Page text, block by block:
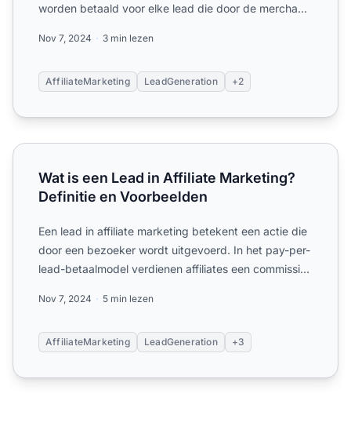
worden betaald voor elke lead die door de merchant
Nov 7, 2024 3 min lezen
AffiliateMarketing LeadGeneration +2
Wat is een Lead in Affiliate Marketing? Definitie en
Wat is een Lead in Affiliate Marketing?
Definitie en Voorbeelden
Een lead in affiliate marketing betekent een actie die
door een bezoeker wordt uitgevoerd. In het pay-per-
lead-betaalmodel verdienen affiliates een commissie
Nov 7, 2024 5 min lezen
AffiliateMarketing LeadGeneration +3